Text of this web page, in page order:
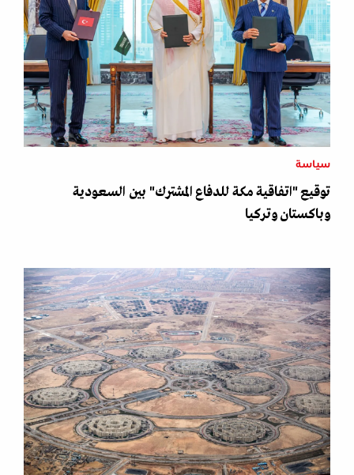
سياسة
توقيع "اتفاقية مكة للدفاع المشترك" بين السعودية
وباكستان وتركيا